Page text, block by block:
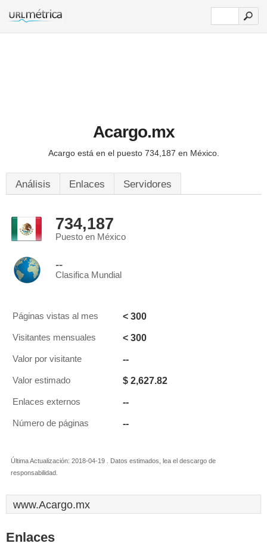
Acargo.mx
Acargo está en el puesto 734,187 en México.
Análisis Enlaces Servidores
734,187
Puesto en México
--
Clasifica Mundial
Páginas vistas al mes < 300
Visitantes mensuales < 300
Valor por visitante --
Valor estimado $ 2,627.82
Enlaces externos --
Número de páginas --
Última Actualización: 2018-04-19 . Datos estimados, lea el descargo de
responsabilidad.
www.Acargo.mx
Enlaces